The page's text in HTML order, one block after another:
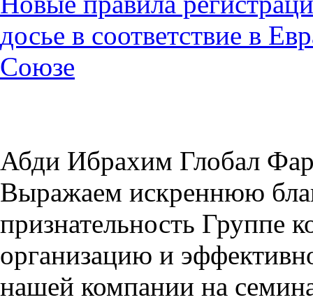
досье в соответствие в
Союзе
Абди Ибрахим Глобал
Выражаем искреннюю
признательность
организацию и
нашей компании на